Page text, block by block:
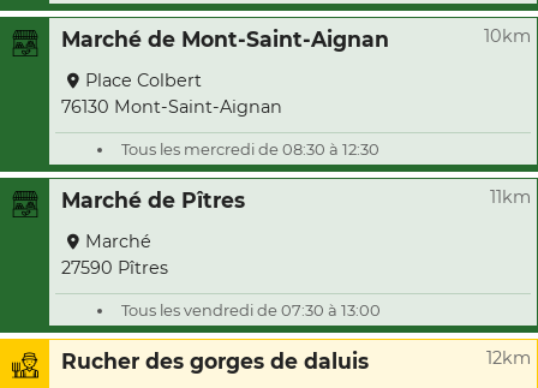
Marché de Mont-Saint-Aignan 10km
Place Colbert
76130 Mont-Saint-Aignan
Tous les mercredi de 08:30 à 12:30
Marché de Pîtres 11km
Marché
27590 Pîtres
Tous les vendredi de 07:30 à 13:00
Rucher des gorges de daluis 12km